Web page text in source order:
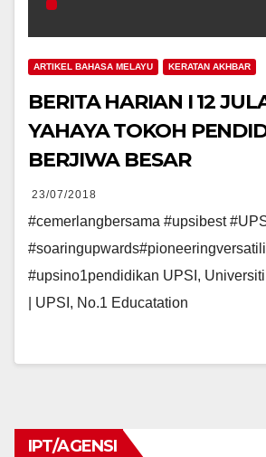
ARTIKEL BAHASA MELAYU KERATAN AKHBAR
BERITA HARIAN I 12 JULAI 2018 I
YAHAYA TOKOH
BERJIWA BESAR
23/07/2018
#cemerlangbersama #upsibest
#upsino1pendidikan UPSI,
| UPSI, No.1 Educatation
IPT/AGENSI